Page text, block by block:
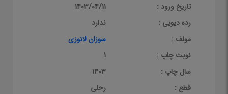
تاریخ ورود :
1403/04/11
رده دیویی :
ندارد
مولف :
سوزان لانوزی
نوبت چاپ :
1
سال چاپ :
1403
قطع :
رحلی